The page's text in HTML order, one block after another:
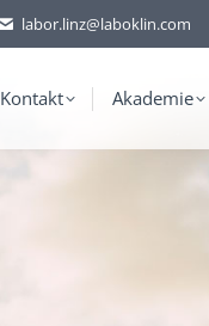
labor.linz@laboklin.com
Kontakt Akademie